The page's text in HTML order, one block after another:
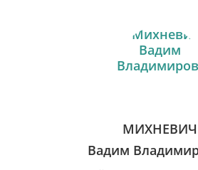
МИХНЕВИЧ
Вадим